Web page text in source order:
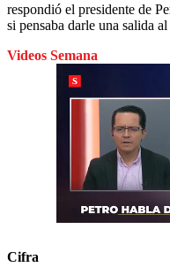
respondió el presidente de
si pensaba darle una salida
Videos Semana
Cifra